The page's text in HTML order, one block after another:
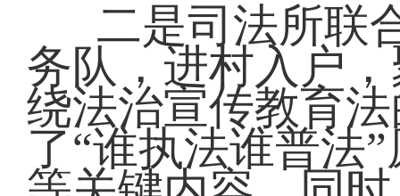
二是司法所联
务队，进村入户
绕法治宣传教育
了“谁执法谁普法